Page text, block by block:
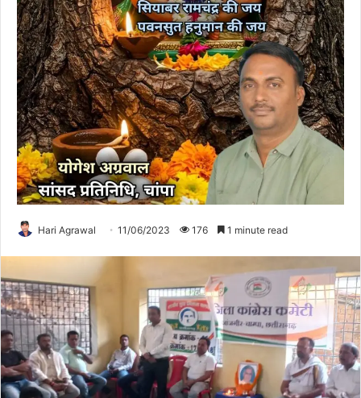
Hari Agrawal 11/06/2023 176 1 minute read